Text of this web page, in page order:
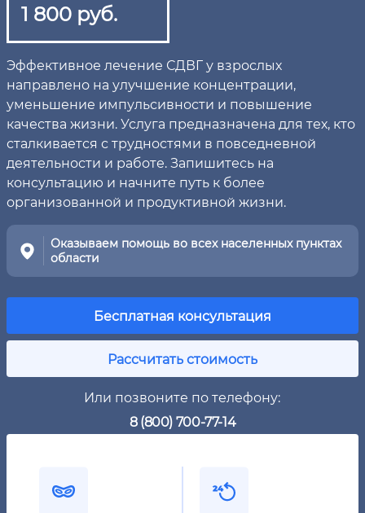
1 800 руб.
Эффективное лечение СДВГ у взрослых
направлено на улучшение концентрации,
уменьшение импульсивности и повышение
качества жизни. Услуга предназначена для тех, кто
сталкивается с трудностями в повседневной
деятельности и работе. Запишитесь на
консультацию и начните путь к более
организованной и продуктивной жизни.
Оказываем помощь во всех населенных пунктах
области
Бесплатная консультация
Рассчитать стоимость
Или позвоните по телефону:
8 (800) 700-77-14